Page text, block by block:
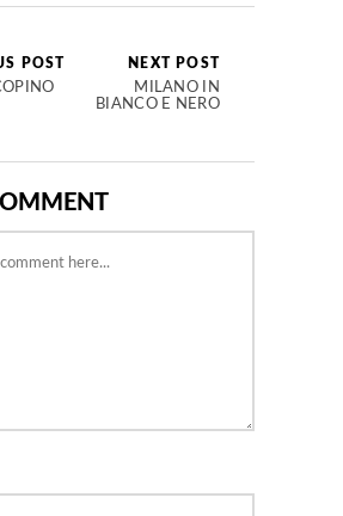
POST NEXT POST
MILANO IN
BIANCO E NERO